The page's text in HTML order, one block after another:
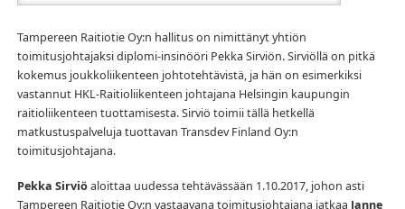
Tampereen Raitiotie Oy:n hallitus on nimittänyt yhtiön
toimitusjohtajaksi diplomi-insinööri Pekka Sirviön. Sirviöllä on pitkä
kokemus joukkoliikenteen johtotehtävistä, ja hän on esimerkiksi
vastannut HKL-Raitioliikenteen johtajana Helsingin kaupungin
raitioliikenteen tuottamisesta. Sirviö toimii tällä hetkellä
matkustuspalveluja tuottavan Transdev Finland Oy:n
toimitusjohtajana.
Pekka Sirviöaloittaa uudessa tehtävässään 1.10.2017, johon asti
Tampereen Raitiotie Oy:n vastaavana toimitusjohtajana jatkaa Janne